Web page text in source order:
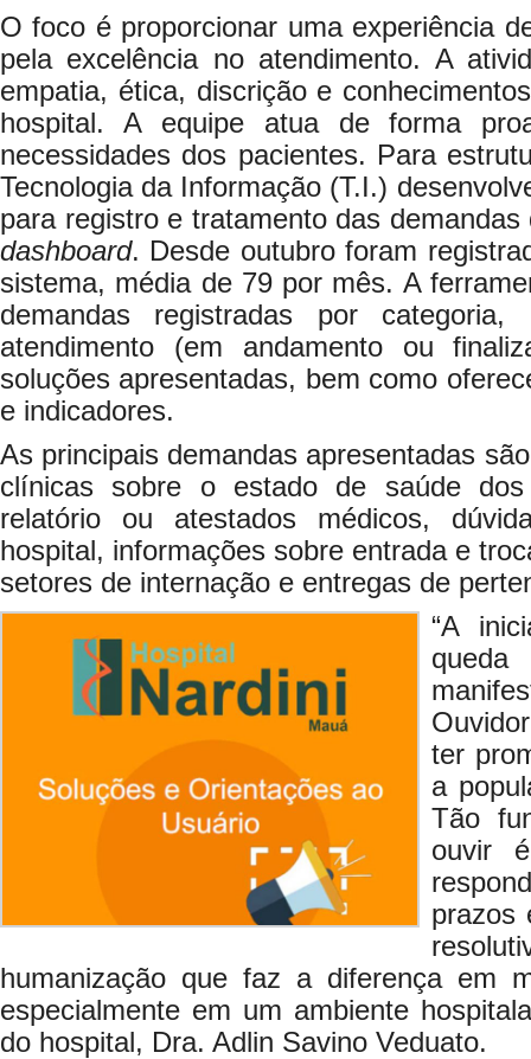
O foco é proporcionar uma experiência
pela excelência no atendimento. A
empatia, ética, discrição e
hospital. A equipe atua de forma
necessidades dos pacientes. Para
Tecnologia da Informação (T.I.)
para registro e tratamento das
dashboard. Desde outubro foram
sistema, média de 79 por mês. A
demandas registradas por
atendimento (em andamento ou
soluções apresentadas, bem como
e indicadores.
As principais demandas apresentadas
clínicas sobre o estado de saúde
relatório ou atestados médicos,
hospital, informações sobre entrada e
setores de internação e entregas de
“A
ter
a
Tão
ouvir
prazos
humanização que faz a diferença em
especialmente em um ambiente
do hospital, Dra. Adlin Savino Veduato.